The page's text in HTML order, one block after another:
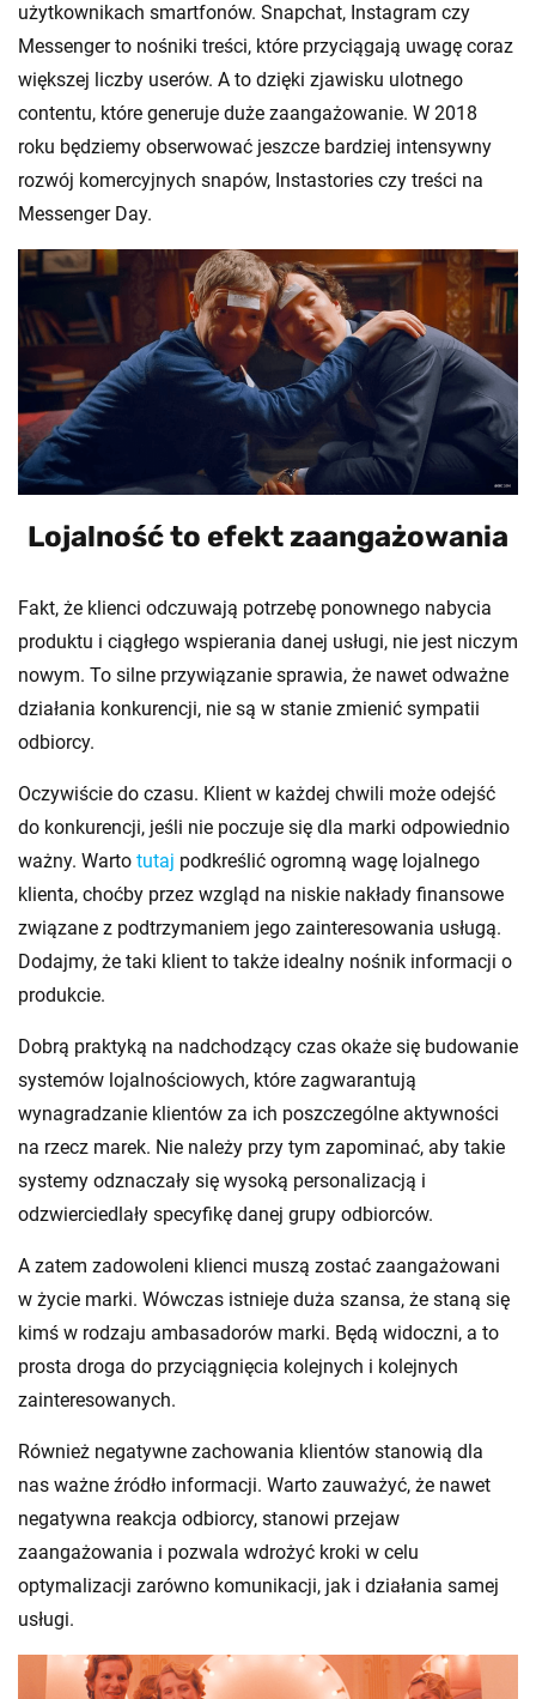
użytkownikach smartfonów. Snapchat, Instagram czy
Messenger to nośniki treści, które przyciągają uwagę coraz
większej liczby userów. A to dzięki zjawisku ulotnego
contentu, które generuje duże zaangażowanie. W 2018
roku będziemy obserwować jeszcze bardziej intensywny
rozwój komercyjnych snapów, Instastories czy treści na
Messenger Day.
Lojalność to efekt zaangażowania
Fakt, że klienci odczuwają potrzebę ponownego nabycia
produktu i ciągłego wspierania danej usługi, nie jest niczym
nowym. To silne przywiązanie sprawia, że nawet odważne
działania konkurencji, nie są w stanie zmienić sympatii
odbiorcy.
Oczywiście do czasu. Klient w każdej chwili może odejść
do konkurencji, jeśli nie poczuje się dla marki odpowiednio
ważny. Warto tutaj podkreślić ogromną wagę lojalnego
klienta, choćby przez wzgląd na niskie nakłady finansowe
związane z podtrzymaniem jego zainteresowania usługą.
Dodajmy, że taki klient to także idealny nośnik informacji o
produkcie.
Dobrą praktyką na nadchodzący czas okaże się budowanie
systemów lojalnościowych, które zagwarantują
wynagradzanie klientów za ich poszczególne aktywności
na rzecz marek. Nie należy przy tym zapominać, aby takie
systemy odznaczały się wysoką personalizacją i
odzwierciedlały specyfikę danej grupy odbiorców.
A zatem zadowoleni klienci muszą zostać zaangażowani
w życie marki. Wówczas istnieje duża szansa, że staną się
kimś w rodzaju ambasadorów marki. Będą widoczni, a to
prosta droga do przyciągnięcia kolejnych i kolejnych
zainteresowanych.
Również negatywne zachowania klientów stanowią dla
nas ważne źródło informacji. Warto zauważyć, że nawet
negatywna reakcja odbiorcy, stanowi przejaw
zaangażowania i pozwala wdrożyć kroki w celu
optymalizacji zarówno komunikacji, jak i działania samej
usługi.